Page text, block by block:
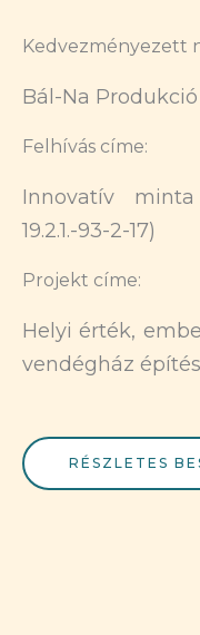
Kedvezményezett
Bál-Na Produkció
Felhívás címe:
Innovatív
19.2.1.-93-2-17)
Projekt címe:
Helyi érték,
vendégház
RÉSZLETES